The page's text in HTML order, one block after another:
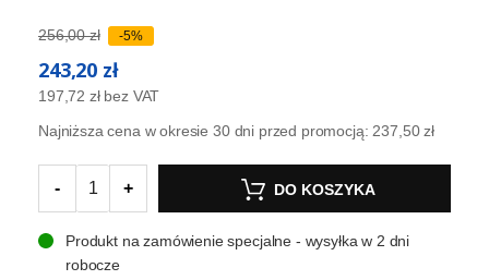
256,00 zł -5%
243,20 zł
197,72 zł bez VAT
Najniższa cena w okresie 30 dni przed promocją:237,50 zł
- + DO KOSZYKA
Produkt na zamówienie specjalne - wysyłka w 2 dni
robocze